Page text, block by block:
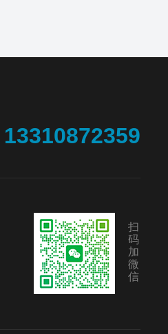
13310872359
扫
码
加
微
信